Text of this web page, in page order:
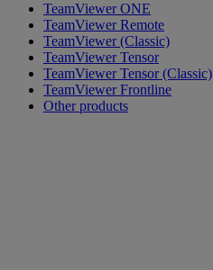
TeamViewer ONE
TeamViewer Remote
TeamViewer (Classic)
TeamViewer Tensor
TeamViewer Tensor (Classic)
TeamViewer Frontline
Other products